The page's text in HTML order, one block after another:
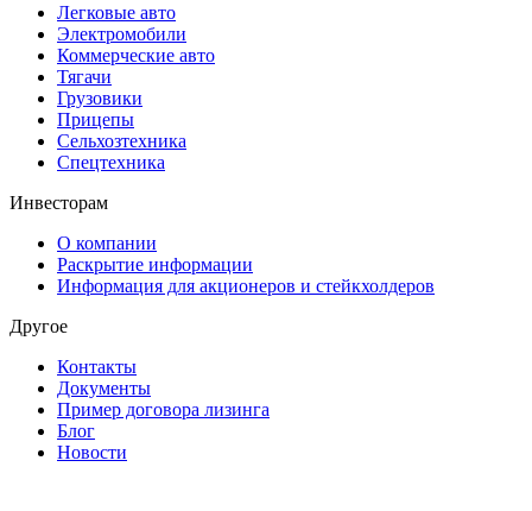
Легковые авто
Электромобили
Коммерческие авто
Тягачи
Грузовики
Прицепы
Сельхозтехника
Спецтехника
Инвесторам
О компании
Раскрытие информации
Информация для акционеров и стейкхолдеров
Другое
Контакты
Документы
Пример договора лизинга
Блог
Новости